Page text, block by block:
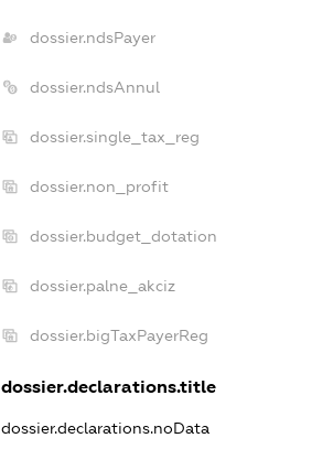
dossier.ndsPayer
dossier.ndsAnnul
dossier.single_tax_reg
dossier.non_profit
dossier.budget_dotation
dossier.palne_akciz
dossier.bigTaxPayerReg
dossier.declarations.title
dossier.declarations.noData